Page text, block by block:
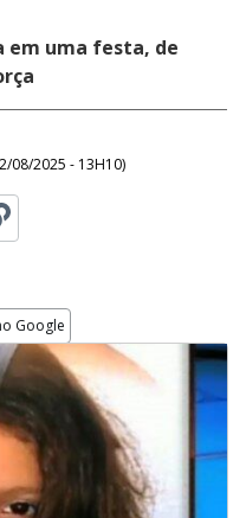
em uma festa, de
08/2025 - 13H10)
Google